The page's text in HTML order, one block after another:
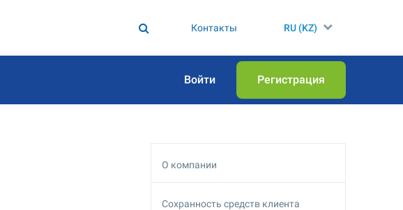
Контакты RU (KZ)
Войти Регистрация
О компании
Сохранность средств клиента